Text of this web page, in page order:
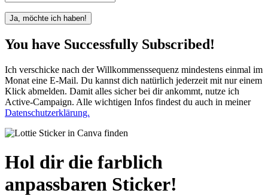
Ja, möchte ich haben!
You have Successfully Subscribed!
Ich verschicke nach der Willkommenssequenz mindestens einmal im
Monat eine E-Mail. Du kannst dich natürlich jederzeit mit nur einem
Klick abmelden. Damit alles sicher bei dir ankommt, nutze ich
Active-Campaign. Alle wichtigen Infos findest du auch in meiner
Datenschutzerklärung.
Hol dir die farblich
anpassbaren Sticker!